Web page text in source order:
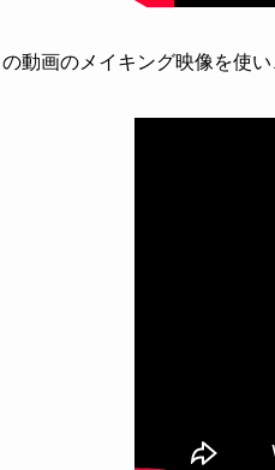
の動画のメイキング映像を使